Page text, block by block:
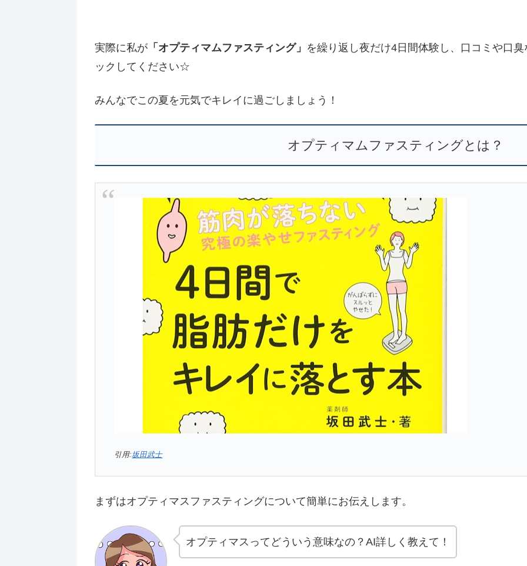
実際に私が 「オプティマムファスティング」 を繰り返し夜だけ4日間体験し、口コミや口
ックしてください☆
みんなでこの夏を元気でキレイに過ごしましょう！
オプティマムファスティングとは？
引用:坂田武士
まずはオプティマスファスティングについて簡単にお伝えします。
オプティマスってどういう意味なの？AI詳しく教えて！